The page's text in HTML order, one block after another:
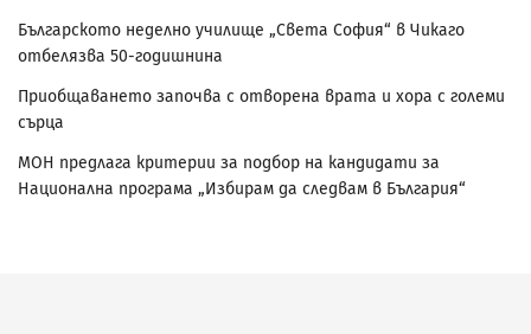
Българското неделно училище „Света София“ в Чикаго
отбелязва 50-годишнина
Приобщаването започва с отворена врата и хора с големи
сърца
МОН предлага критерии за подбор на кандидати за
Национална програма „Избирам да следвам в България“